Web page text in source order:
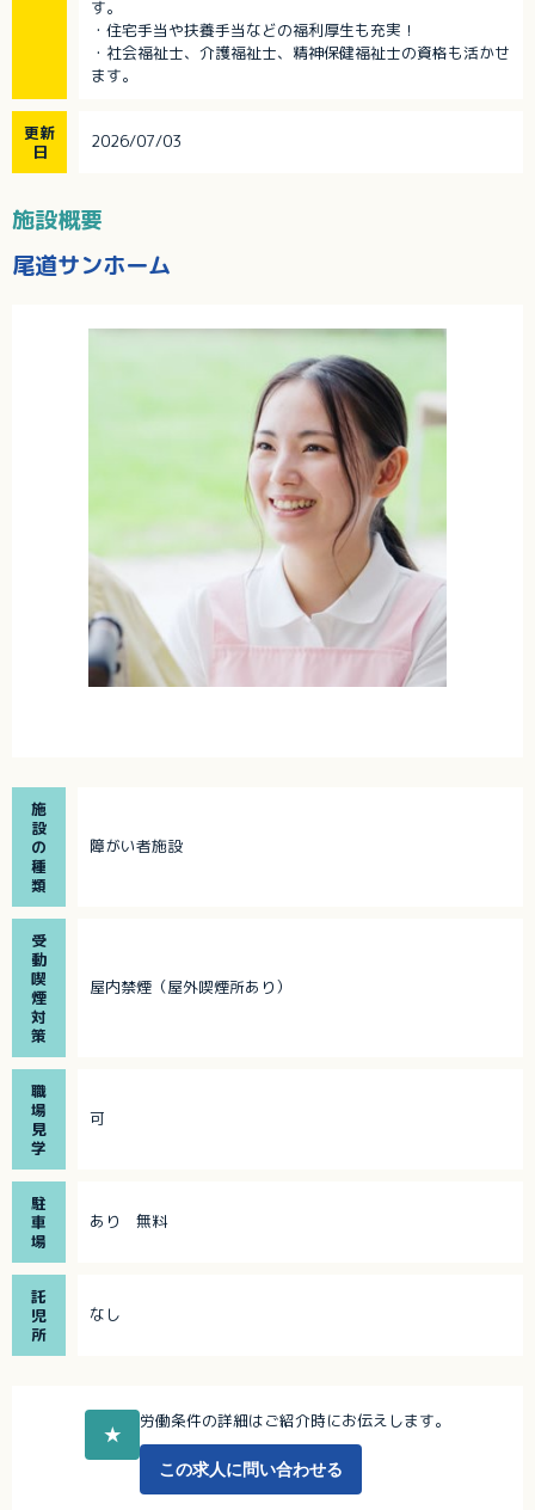
す。
・住宅手当や扶養手当などの福利厚生も充実！
・社会福祉士、介護福祉士、精神保健福祉士の資格も活かせ
ます。
更新
日
2026/07/03
施設概要
尾道サンホーム
施
設
の
種
類
障がい者施設
受
動
喫
煙
対
策
屋内禁煙（屋外喫煙所あり）
職
場
見
学
可
駐
車
場
あり 無料
託
児
所
なし
★
労働条件の詳細はご紹介時にお伝えします。
この求人に問い合わせる